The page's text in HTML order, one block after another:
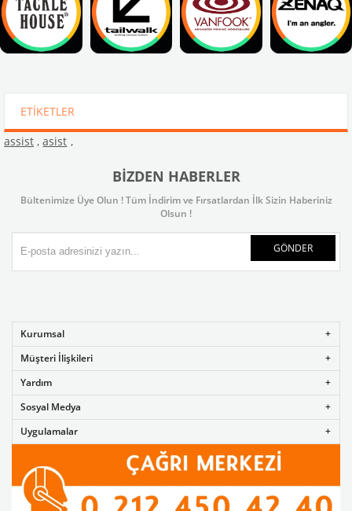
ETIKETLER
assist , asist ,
BIZDEN HABERLER
Bültenimize Üye Olun ! Tüm İndirim ve Fırsatlardan İlk Sizin Haberiniz
Olsun !
GÖNDER
Kurumsal
Müşteri İlişkileri
Yardım
Sosyal Medya
Uygulamalar